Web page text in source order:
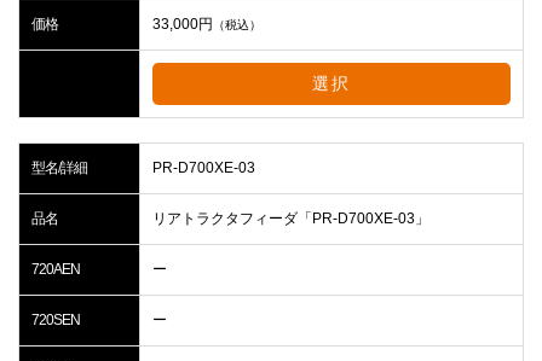
価格 33,000円 （税込）
選択
型名/詳細 PR-D700XE-03
品名 リアトラクタフィーダ「PR-D700XE-03」
720AEN ー
720SEN ー